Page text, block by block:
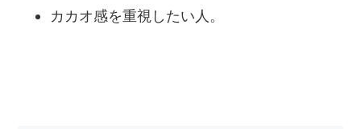
カカオ感を重視したい人。